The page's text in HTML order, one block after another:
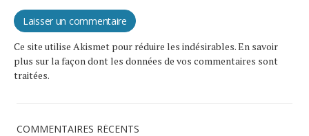
Ce site utilise Akismet pour réduire les indésirables.En savoir
plus sur la façon dont les données de vos commentaires sont
traitées.
COMMENTAIRES RÉCENTS